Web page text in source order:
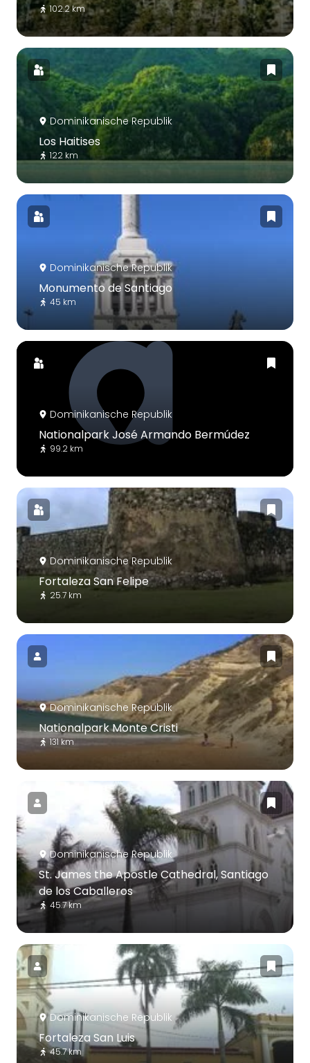
102.2 km
Dominikanische Republik
Los Haitises
122 km
Dominikanische Republik
Monumento de Santiago
45 km
Dominikanische Republik
Nationalpark José Armando Bermúdez
99.2 km
Dominikanische Republik
Fortaleza San Felipe
25.7 km
Dominikanische Republik
Nationalpark Monte Cristi
131 km
Dominikanische Republik
St. James the Apostle Cathedral, Santiago
de los Caballeros
45.7 km
Dominikanische Republik
Fortaleza San Luis
45.7 km